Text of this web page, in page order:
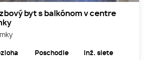
byt s balkónom v centre
Poschodie
Inž. siete